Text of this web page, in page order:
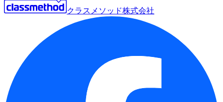
クラスメソッド株式会社